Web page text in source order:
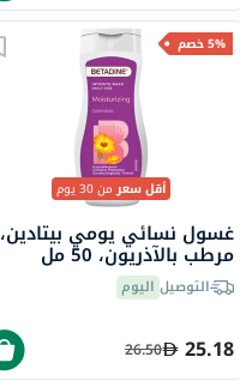
5% خصم
أقل سعرمن 30 يوم
غسول نسائي يومي بيتادين،
مرطب بالآذريون، 50 مل
التوصيل اليوم
25.18
26.50